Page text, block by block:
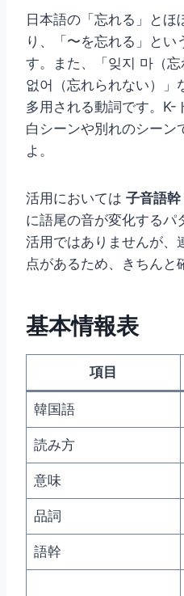
日本語の「忘れる」とほ
り、「〜を忘れる」とい
す。また、「잊지 마（
없어（忘れられない）」
多用される動詞です。K-
白シーンや別れのシーン
よ。
活用においては 子音語幹
に語尾の音が変化するパ
活用ではありませんが、
点があるため、きちんと
基本情報表
項目
韓国語
読み方
意味
品詞
語幹